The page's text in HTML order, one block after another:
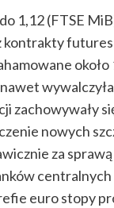
1,12 (FTSE
zachowywały
nowych
za
euro stopy